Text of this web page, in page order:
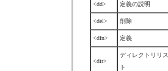
<dd> 定義の説明
<del> 削除
<dfn> 定義
<dir>
ディレクトリリス
ト